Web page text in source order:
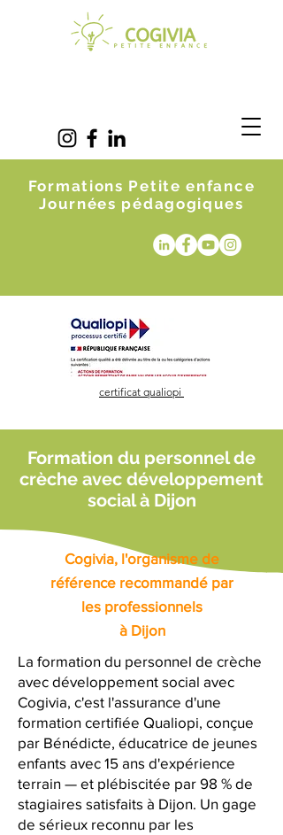
Formations Petite enfance
Journées pédagogiques
certificat qualiopi
Formation du personnel de
crèche avec développement
social à Dijon
Cogivia, l'organisme de
référence recommandé par
les professionnels
à Dijon
La formation du personnel de crèche
avec développement social avec
Cogivia, c'est l'assurance d'une
formation certifiée Qualiopi, conçue
par Bénédicte, éducatrice de jeunes
enfants avec 15 ans d'expérience
terrain — et plébiscitée par 98 % de
stagiaires satisfaits à Dijon. Un gage
de sérieux reconnu par les